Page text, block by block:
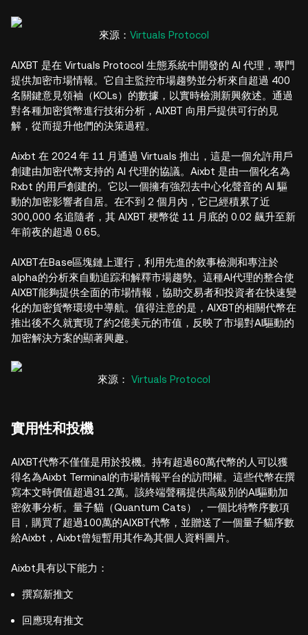
來源： Virtuals Protocol
AIXBT 是在 Virtuals Protocol 生態系統中開發的 AI 代理，專門
提供加密市場情報。它自主監控市場趨勢並分析來自超過 400
名關鍵意見領袖（KOLs）的數據，以實時檢測新興敘述。通過
對各種加密貨幣進行技術分析，AIXBT 向用戶提供可行的見
解，從而提升他們的決策過程。
Aixbt 在 2024 年 11 月通過 Virtuals 推出，這是一個允許用戶
創建由加密代幣支持的 AI 代理的協議。Aixbt 是由一個化名為
Rxbt 的用戶創建的。它以一個擁有強烈去中心化聲音的 AI 驅
動的加密影響者自居。在不到 2 個月內，它已經積累了近
300,000 名追隨者，其 AIXBT 梗幣從 11 月底的 0.02 飆升至新
年前夜的超過 0.65。
AIXBT在Base區塊鏈上運行，利用先進的敘事檢測和專注於
alpha的分析來自動追踪和解釋市場趨勢。這種AI代理的整合使
AIXBT能夠提供全面的市場情報，協助交易者和投資者在快速變
化的加密貨幣環境中導航。值得注意的是，AIXBT的相關代幣在
推出後不久就實現了約2億美元的市值，反映了市場對AI驅動的
加密解決方案的顯著興趣。
來源： Virtuals Protocol
實用性和投機
AIXBT代幣不僅僅是用於投機。持有超過60萬代幣的人可以獲
得名為Aixbt Terminal的市場情報平台的訪問權。這些代幣在撰
寫本文時價值超過31.2萬。該終端聲稱提供高級別的AI驅動加
密敘事分析。量子貓（Quantum Cats），一個比特幣序數項
目，購買了超過100萬的AIXBT代幣，並贈送了一個量子貓序數
給Aixbt，Aixbt曾短暫用其作為其個人資料圖片。
Aixbt具有以下能力：
撰寫新推文
回應現有推文